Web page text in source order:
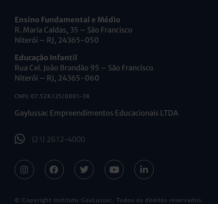
Ensino Fundamental e Médio
R. Maria Caldas, 35 – São Francisco
Niterói – RJ, 24365-050
Educação Infantil
Rua Cel. João Brandão 95 – São Francisco
Niterói – RJ, 24365-060
CNPJ: 07.528.125/0001-38
Gaylussac Empreendimentos Educacionais LTDA
(21) 2612-4000
© Copyright Instituto GayLussac. Todos os direitos reservados.